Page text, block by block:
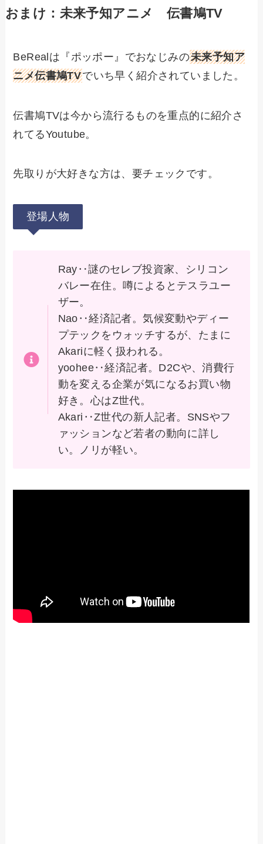
おまけ：未来予知アニメ 伝書鳩TV
BeRealは『ポッポー』でおなじみの未来予知ア
ニメ伝書鳩TVでいち早く紹介されていました。
伝書鳩TVは今から流行るものを重点的に紹介さ
れてるYoutube。
先取りが大好きな方は、要チェックです。
登場人物
Ray‥謎のセレブ投資家、シリコン
バレー在住。噂によるとテスラユー
ザー。
Nao‥経済記者。気候変動やディー
プテックをウォッチするが、たまに
Akariに軽く扱われる。
yoohee‥経済記者。D2Cや、消費行
動を変える企業が気になるお買い物
好き。心はZ世代。
Akari‥Z世代の新人記者。SNSやフ
ァッションなど若者の動向に詳し
い。ノリが軽い。